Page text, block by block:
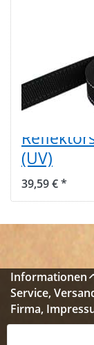
25mm
1,4mm
Schwarz
(UV)
39,59 € *
Informationen
Service,
Firma,